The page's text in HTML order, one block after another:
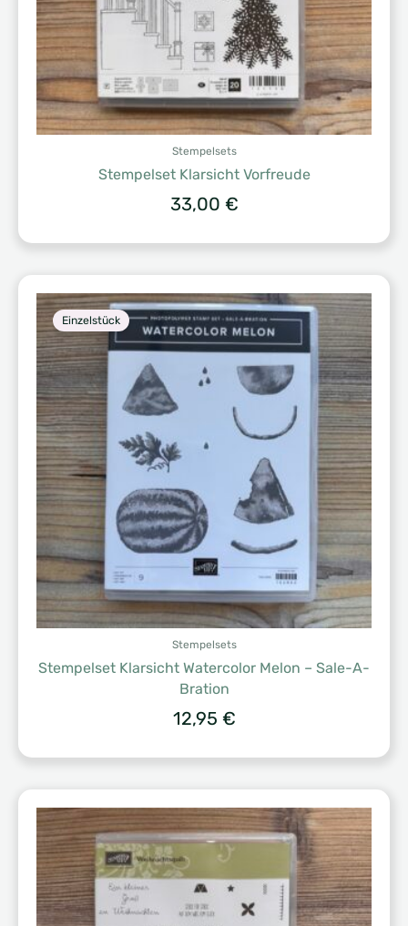
Stempelsets
Stempelset Klarsicht Vorfreude
33,00 €
Einzelstück
Stempelsets
Stempelset Klarsicht Watercolor Melon – Sale-A-
Bration
12,95 €